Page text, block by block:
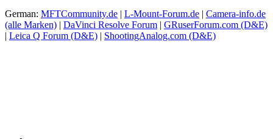
German: MFTCommunity.de | L-Mount-Forum.de | Camera-info.de
(alle Marken) | DaVinci Resolve Forum | GRuserForum.com (D&E)
| Leica Q Forum (D&E) | ShootingAnalog.com (D&E)